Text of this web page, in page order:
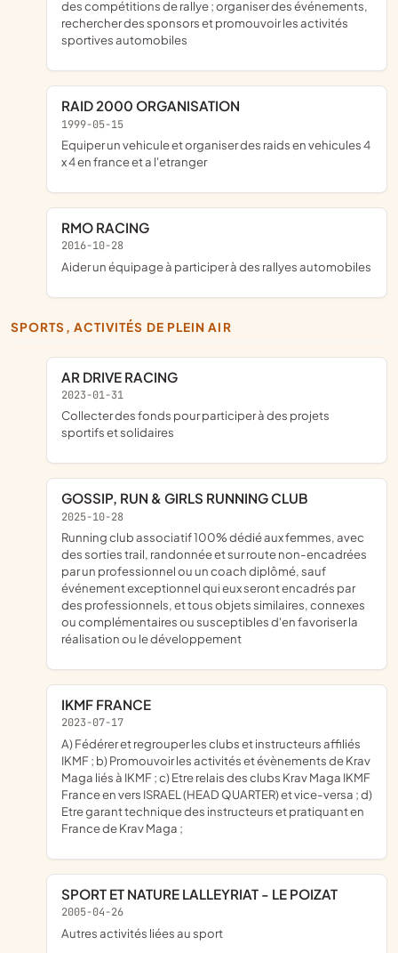
des compétitions de rallye ; organiser des événements,
rechercher des sponsors et promouvoir les activités
sportives automobiles
RAID 2000 ORGANISATION
1999-05-15
equiper un vehicule et organiser des raids en vehicules 4
x 4 en france et a l'etranger
RMO RACING
2016-10-28
aider un équipage à participer à des rallyes automobiles
SPORTS, ACTIVITÉS DE PLEIN AIR
AR DRIVE RACING
2023-01-31
collecter des fonds pour participer à des projets
sportifs et solidaires
GOSSIP, RUN & GIRLS RUNNING CLUB
2025-10-28
running club associatif 100% dédié aux femmes, avec
des sorties trail, randonnée et sur route non-encadrées
par un professionnel ou un coach diplômé, sauf
événement exceptionnel qui eux seront encadrés par
des professionnels, et tous objets similaires, connexes
ou complémentaires ou susceptibles d'en favoriser la
réalisation ou le développement
IKMF FRANCE
2023-07-17
a) Fédérer et regrouper les clubs et instructeurs affiliés
IKMF ; b) Promouvoir les activités et évènements de Krav
Maga liés à IKMF ; c) Etre relais des clubs Krav Maga IKMF
France en vers ISRAEL (HEAD QUARTER) et vice-versa ; d)
Etre garant technique des instructeurs et pratiquant en
France de Krav Maga ;
SPORT ET NATURE LALLEYRIAT - LE POIZAT
2005-04-26
Autres activités liées au sport